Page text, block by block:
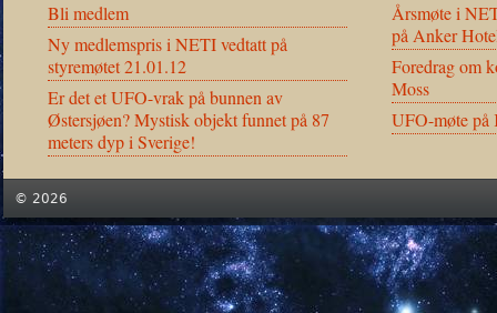
Bli medlem
Ny medlemspris i NETI vedtatt på
styremøtet 21.01.12
Er det et UFO-vrak på bunnen av
Østersjøen? Mystisk objekt funnet på 87
meters dyp i Sverige!
Årsmøte i
på Anker
Foredrag om
Moss
UFO-møte på
© 2026